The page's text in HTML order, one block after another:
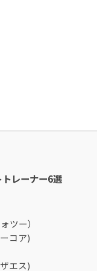
レーナー6選
ツー）
コア)
エス)